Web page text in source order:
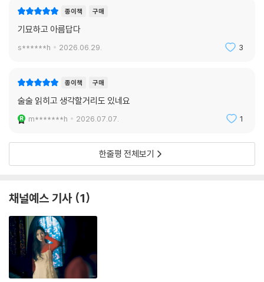
사실이 믿기지 않을 만큼, 기계가 주는 무심한 평온함 속에서 서서히 식어
으로 돌아와 AI 비서인 알렉사에게 묻는다. “알렉사 너도 무섭니?” 하지만
알렉사가 건조하게 답한다. “저는 괜찮습니다.” 욕조 속 온수에 잠겨 있는
의 이야기다. 터크란 18세기 후반 발명된 자동 체스 기계 ‘터키 사람’에서
따온 말로, 챗봇이 더 인간적인 텍스트를 구사할 수 있도록 하루 8시간씩
인공 ‘0’은 자기도 모르게 내뱉은 “앰스터”라는 혐오 단어에 놀라고 만다.
작가는 이 소설을 위해 수많은 혐오 표현을 직접 서치하고 습득해야 했다
떨까. 소설은 기술을 매끈하게 만들기 위해 스스로 거칠어지고 피폐해져만
가는, 편리함 이면에 가려진 인간의 노동을 핍진하게 그려낸다.
‘내일’의 마지막을 닫는 〈고(蠱)〉는 이 소설집에서 가장 최근에 쓰인 작품
이다. 2026년 6월 대산문화에 발표되었으니, 작가의 현재 글쓰기가 어디
까지 와 있는지를 가장 생생하게 보여준다는 점에서도 의미가 있는 소설이
다. 이 소설은 안드로이드 의사가 상용화된 미래를 배경으로, 빚에 쫓기는
종이책 구매
기묘하고 아름답다
s******h 2026.06.29. 3
종이책 구매
술술 읽히고 생각할거리도 있네요
m*******h 2026.07.07. 1
한줄평 전체보기
채널예스 기사 1